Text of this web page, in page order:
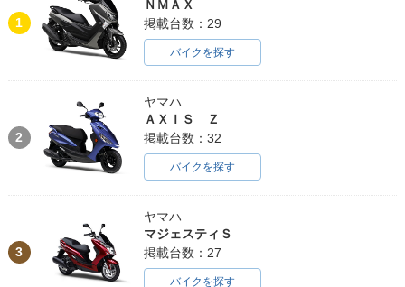
1
ＮＭＡＸ
掲載台数：29
バイクを探す
2
ヤマハ
ＡＸＩＳ Ｚ
掲載台数：32
バイクを探す
3
ヤマハ
マジェスティＳ
掲載台数：27
バイクを探す